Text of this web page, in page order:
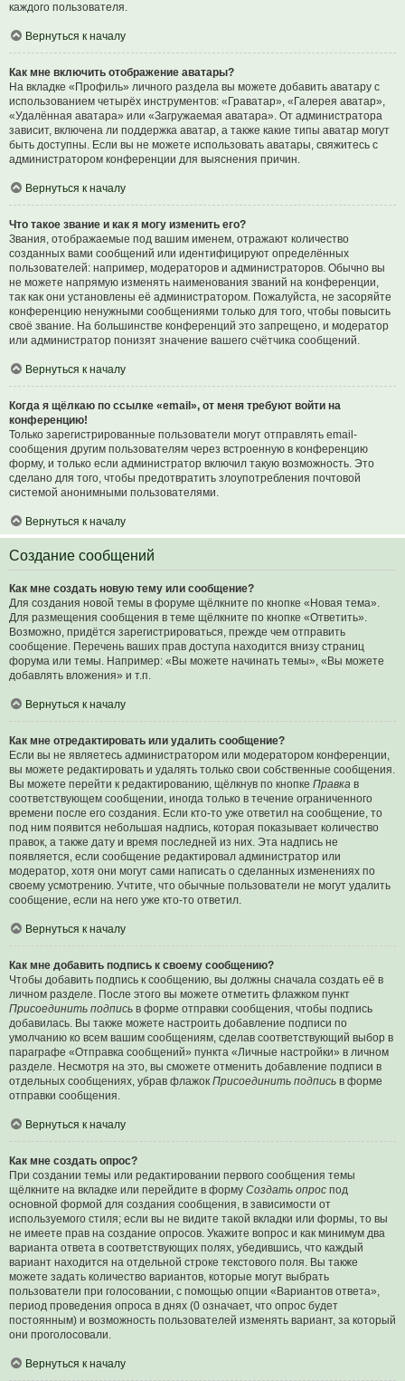
каждого пользователя.
Вернуться к началу
Как мне включить отображение аватары?
На вкладке «Профиль» личного раздела вы можете добавить аватару с
использованием четырёх инструментов: «Граватар», «Галерея аватар»,
«Удалённая аватара» или «Загружаемая аватара». От администратора
зависит, включена ли поддержка аватар, а также какие типы аватар могут
быть доступны. Если вы не можете использовать аватары, свяжитесь с
администратором конференции для выяснения причин.
Вернуться к началу
Что такое звание и как я могу изменить его?
Звания, отображаемые под вашим именем, отражают количество
созданных вами сообщений или идентифицируют определённых
пользователей: например, модераторов и администраторов. Обычно вы
не можете напрямую изменять наименования званий на конференции,
так как они установлены её администратором. Пожалуйста, не засоряйте
конференцию ненужными сообщениями только для того, чтобы повысить
своё звание. На большинстве конференций это запрещено, и модератор
или администратор понизят значение вашего счётчика сообщений.
Вернуться к началу
Когда я щёлкаю по ссылке «email», от меня требуют войти на
конференцию!
Только зарегистрированные пользователи могут отправлять email-
сообщения другим пользователям через встроенную в конференцию
форму, и только если администратор включил такую возможность. Это
сделано для того, чтобы предотвратить злоупотребления почтовой
системой анонимными пользователями.
Вернуться к началу
Создание сообщений
Как мне создать новую тему или сообщение?
Для создания новой темы в форуме щёлкните по кнопке «Новая тема».
Для размещения сообщения в теме щёлкните по кнопке «Ответить».
Возможно, придётся зарегистрироваться, прежде чем отправить
сообщение. Перечень ваших прав доступа находится внизу страниц
форума или темы. Например: «Вы можете начинать темы», «Вы можете
добавлять вложения» и т.п.
Вернуться к началу
Как мне отредактировать или удалить сообщение?
Если вы не являетесь администратором или модератором конференции,
вы можете редактировать и удалять только свои собственные сообщения.
Вы можете перейти к редактированию, щёлкнув по кнопке Правка в
соответствующем сообщении, иногда только в течение ограниченного
времени после его создания. Если кто-то уже ответил на сообщение, то
под ним появится небольшая надпись, которая показывает количество
правок, а также дату и время последней из них. Эта надпись не
появляется, если сообщение редактировал администратор или
модератор, хотя они могут сами написать о сделанных изменениях по
своему усмотрению. Учтите, что обычные пользователи не могут удалить
сообщение, если на него уже кто-то ответил.
Вернуться к началу
Как мне добавить подпись к своему сообщению?
Чтобы добавить подпись к сообщению, вы должны сначала создать её в
личном разделе. После этого вы можете отметить флажком пункт
Присоединить подпись в форме отправки сообщения, чтобы подпись
добавилась. Вы также можете настроить добавление подписи по
умолчанию ко всем вашим сообщениям, сделав соответствующий выбор в
параграфе «Отправка сообщений» пункта «Личные настройки» в личном
разделе. Несмотря на это, вы сможете отменить добавление подписи в
отдельных сообщениях, убрав флажок Присоединить подпись в форме
отправки сообщения.
Вернуться к началу
Как мне создать опрос?
При создании темы или редактировании первого сообщения темы
щёлкните на вкладке или перейдите в форму Создать опрос под
основной формой для создания сообщения, в зависимости от
используемого стиля; если вы не видите такой вкладки или формы, то вы
не имеете прав на создание опросов. Укажите вопрос и как минимум два
варианта ответа в соответствующих полях, убедившись, что каждый
вариант находится на отдельной строке текстового поля. Вы также
можете задать количество вариантов, которые могут выбрать
пользователи при голосовании, с помощью опции «Вариантов ответа»,
период проведения опроса в днях (0 означает, что опрос будет
постоянным) и возможность пользователей изменять вариант, за который
они проголосовали.
Вернуться к началу